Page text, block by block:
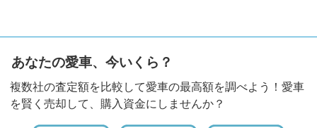
あなたの愛車、今いくら？
複数社の査定額を比較して愛車の最高額を調べよう！愛車
を賢く売却して、購入資金にしませんか？